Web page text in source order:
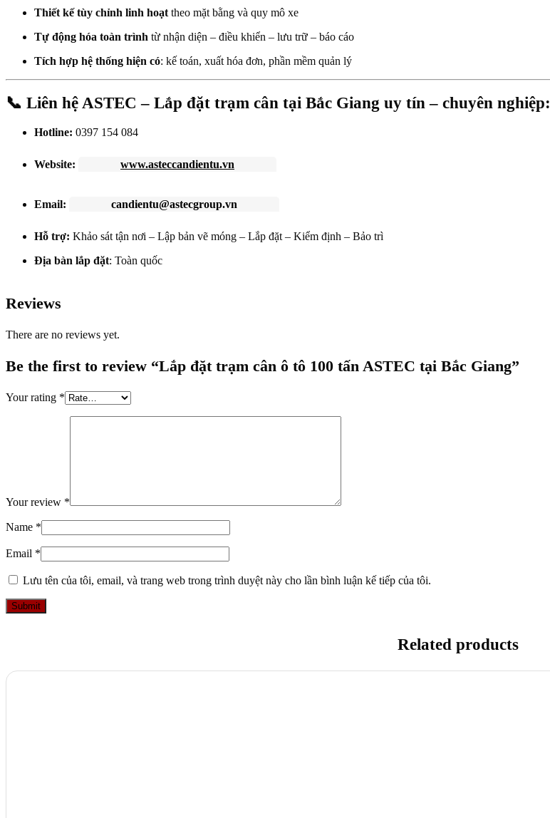
Thiết kế tùy chỉnh linh hoạt theo mặt bằng và quy mô xe
Tự động hóa toàn trình từ nhận diện – điều khiển – lưu trữ – báo cáo
Tích hợp hệ thống hiện có: kế toán, xuất hóa đơn, phần mềm quản lý
📞 Liên hệ ASTEC – Lắp đặt trạm cân tại Bắc Giang uy tín – chuyên nghiệp:
Hotline: 0397 154 084
Website: www.asteccandientu.vn
Email: candientu@astecgroup.vn
Hỗ trợ: Khảo sát tận nơi – Lập bản vẽ móng – Lắp đặt – Kiểm định – Bảo trì
Địa bàn lắp đặt: Toàn quốc
Reviews
There are no reviews yet.
Be the first to review “Lắp đặt trạm cân ô tô 100 tấn ASTEC tại Bắc Giang”
Your rating *
Your review *
Name *
Email *
Lưu tên của tôi, email, và trang web trong trình duyệt này cho lần bình luận kế tiếp của tôi.
Related products